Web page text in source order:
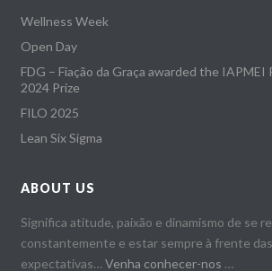
Wellness Week
Open Day
FDG – Fiação da Graça awarded the IAPMEI
2024 Prize
FILO 2025
Lean Six Sigma
ABOUT US
Significa atitude, paixão e dinamismo de se
constantemente e estar sempre à frente das
expectativas… Venha conhecer-nos …